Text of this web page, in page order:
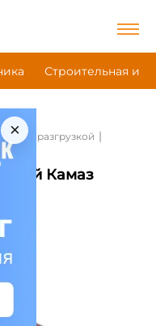
Строительная и
×
с 2-х разгрузкой |
Камаз